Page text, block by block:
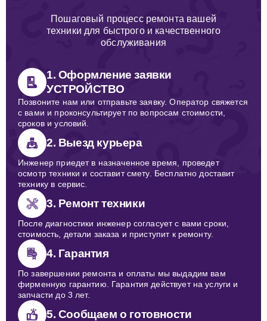
Пошаговый процесс ремонта вашей
техники для быстрого и качественного
обслуживания
1. Оформление заявки
УСТРОЙСТВО
Позвоните нам или отправьте заявку. Оператор свяжется
с вами и проконсультирует по вопросам стоимости,
сроков и условий.
2. Выезд курьера
Инженер приедет в назначенное время, проведет
осмотр техники и составит смету. Бесплатно доставит
технику в сервис.
3. Ремонт техники
После диагностики инженер согласует с вами сроки,
стоимость, детали заказа и приступит к ремонту.
4. Гарантия
По завершении ремонта и оплаты мы выдадим вам
фирменную гарантию. Гарантия действует на услуги и
запчасти до 3 лет.
5. Сообщаем о готовности